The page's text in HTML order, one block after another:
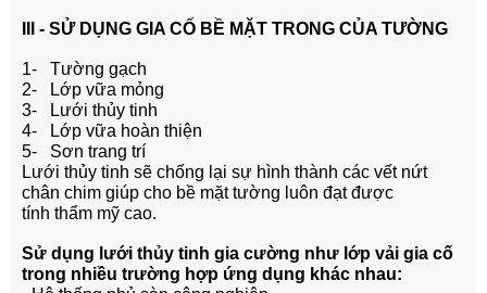
III - SỬ DỤNG GIA CỐ BỀ MẶT TRONG CỦA TƯỜNG
1- Tường gạch
2- Lớp vữa mỏng
3- Lưới thủy tinh
4- Lớp vữa hoàn thiện
5- Sơn trang trí
Lưới thủy tinh sẽ chống lại sự hình thành các vết nứt
chân chim giúp cho bề mặt tường luôn đạt được
tính thẩm mỹ cao.
Sử dụng lưới thủy tinh gia cường như lớp vải gia cố
trong nhiều trường hợp ứng dụng khác nhau: